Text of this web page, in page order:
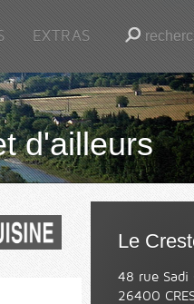
EXTRAS
d'ailleurs
Le
48 rue Sadi
26400